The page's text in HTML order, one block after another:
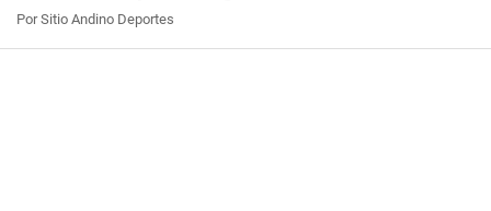
Por Sitio Andino Deportes